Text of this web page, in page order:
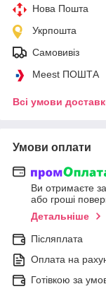
Нова Пошта
Укрпошта
Самовивіз
Meest ПОШТА
Всі умови
Умови оплати
Ви отримаєте
або гроші
Детальніше
Післяплата
Оплата на
Готівкою за